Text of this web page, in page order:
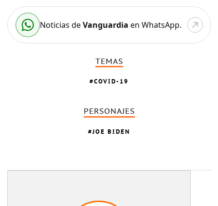
Noticias deVanguardia en WhatsApp.
TEMAS
COVID-19
PERSONAJES
JOE BIDEN